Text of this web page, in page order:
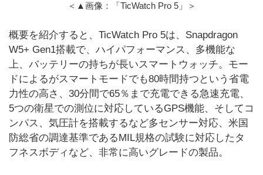
＜▲画像：「TicWatch Pro 5」＞
概要を紹介すると、TicWatch Pro 5は、Snapdragon
W5+ Gen1搭載で、ハイパフォーマンス、多機能な
上、バッテリーの持ちが長いスマートウォッチ。モー
ドによるがスマートモードでも80時間持つという省電
力性の高さ、30分間で65％まで充電できる急速充電、
5つの衛星での測位に対応しているGPS機能、そしてコ
ンパス、気圧計を搭載するなど多センサー対応、米国
防総省の調達基準であるMIL規格の試験に対応したタ
フネスボディなど、非常に高いグレードの製品。